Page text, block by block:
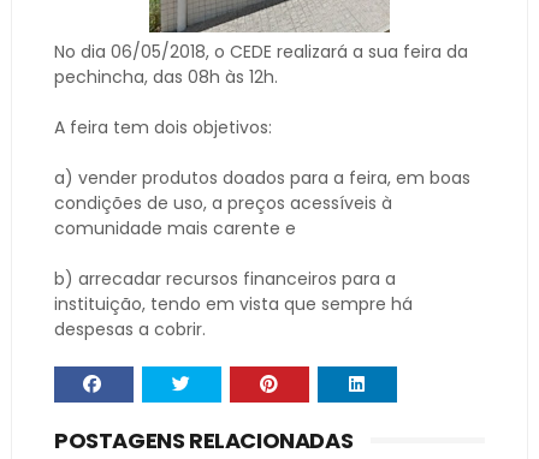
No dia 06/05/2018, o CEDE realizará a sua feira da
pechincha, das 08h às 12h.
A feira tem dois objetivos:
a) vender produtos doados para a feira, em boas
condições de uso, a preços acessíveis à
comunidade mais carente e
b) arrecadar recursos financeiros para a
instituição, tendo em vista que sempre há
despesas a cobrir.
POSTAGENS RELACIONADAS